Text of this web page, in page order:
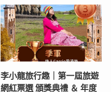
李小龍旅行趣｜第一屆旅遊
網紅票選 頒獎典禮 ＆ 年度